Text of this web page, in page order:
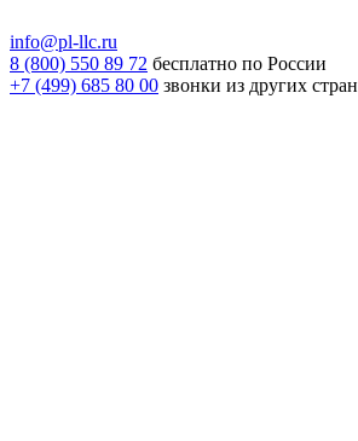
info@pl-llc.ru
8 (800) 550 89 72 бесплатно по России
+7 (499) 685 80 00 звонки из других стран